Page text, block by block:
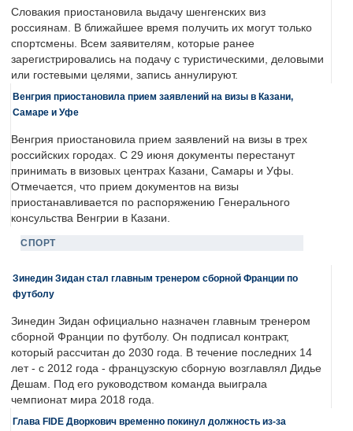
Словакия приостановила выдачу шенгенских виз
россиянам. В ближайшее время получить их могут только
спортсмены. Всем заявителям, которые ранее
зарегистрировались на подачу с туристическими, деловыми
или гостевыми целями, запись аннулируют.
Венгрия приостановила прием заявлений на визы в Казани,
Самаре и Уфе
Венгрия приостановила прием заявлений на визы в трех
российских городах. С 29 июня документы перестанут
принимать в визовых центрах Казани, Самары и Уфы.
Отмечается, что прием документов на визы
приостанавливается по распоряжению Генерального
консульства Венгрии в Казани.
СПОРТ
Зинедин Зидан стал главным тренером сборной Франции по
футболу
Зинедин Зидан официально назначен главным тренером
сборной Франции по футболу. Он подписал контракт,
который рассчитан до 2030 года. В течение последних 14
лет - с 2012 года - французскую сборную возглавлял Дидье
Дешам. Под его руководством команда выиграла
чемпионат мира 2018 года.
Глава FIDE Дворкович временно покинул должность из-за